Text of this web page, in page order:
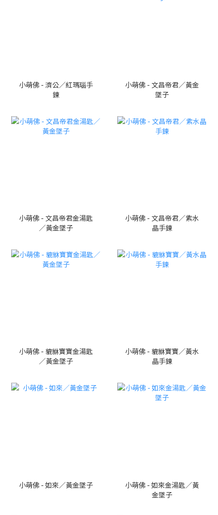
小萌佛 - 濟公／紅瑪瑙手
鍊
小萌佛 - 文昌帝君／黃金
墜子
小萌佛 - 文昌帝君金湯匙
／黃金墜子
小萌佛 - 文昌帝君／紫水
晶手鍊
小萌佛 - 貔貅寶寶金湯匙
／黃金墜子
小萌佛 - 貔貅寶寶／黃水
晶手鍊
小萌佛 - 如來／黃金墜子
小萌佛 - 如來金湯匙／黃
金墜子